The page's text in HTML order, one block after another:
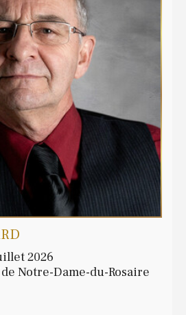
2026
Notre-Dame-du-Rosaire